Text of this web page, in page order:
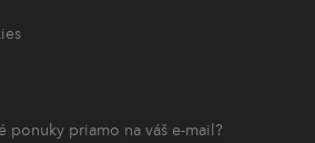
ponuky priamo na váš e-mail?